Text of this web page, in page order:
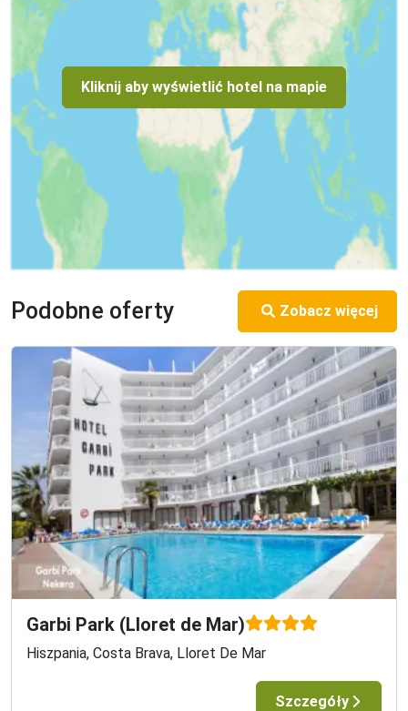
Kliknij aby wyświetlić hotel na mapie
Podobne oferty Zobacz więcej
Garbi Park (Lloret de Mar)
Hiszpania, Costa Brava, Lloret De Mar
Szczegóły